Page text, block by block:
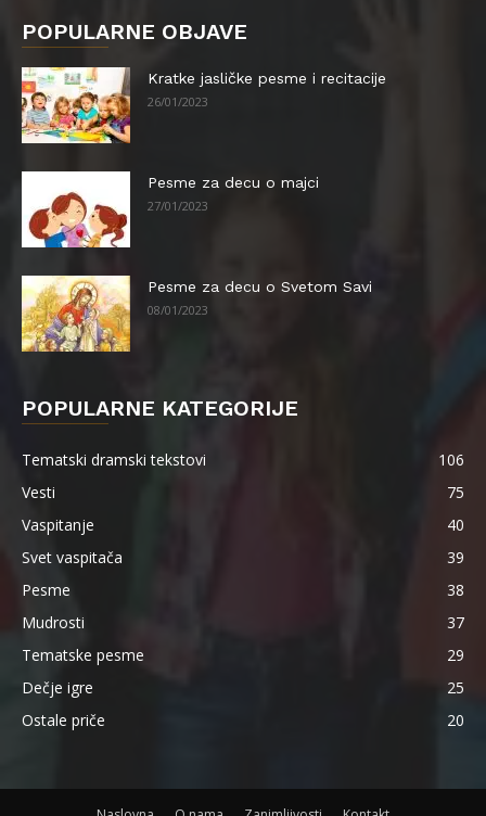
POPULARNE OBJAVE
Kratke jasličke pesme i recitacije
26/01/2023
Pesme za decu o majci
27/01/2023
Pesme za decu o Svetom Savi
08/01/2023
POPULARNE KATEGORIJE
Tematski dramski tekstovi
106
Vesti
75
Vaspitanje
40
Svet vaspitača
39
Pesme
38
Mudrosti
37
Tematske pesme
29
Dečje igre
25
Ostale priče
20